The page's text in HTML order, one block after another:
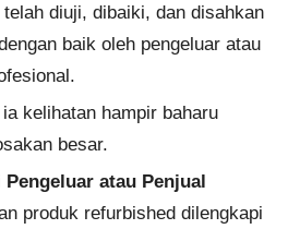
diuji, dibaiki, dan disahkan
baik oleh pengeluar atau
kelihatan hampir baharu
besar.
atau Penjual
produk refurbished dilengkapi